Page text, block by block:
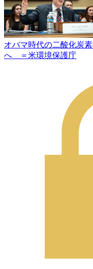
オバマ時代の二酸化炭
へ ＝米環境保護庁